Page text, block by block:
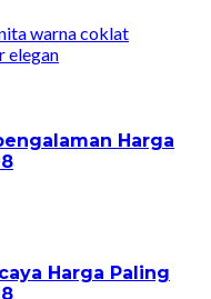
Harga
Harga Paling